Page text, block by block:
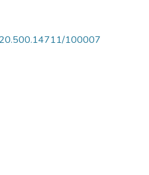
20.500.14711/100007